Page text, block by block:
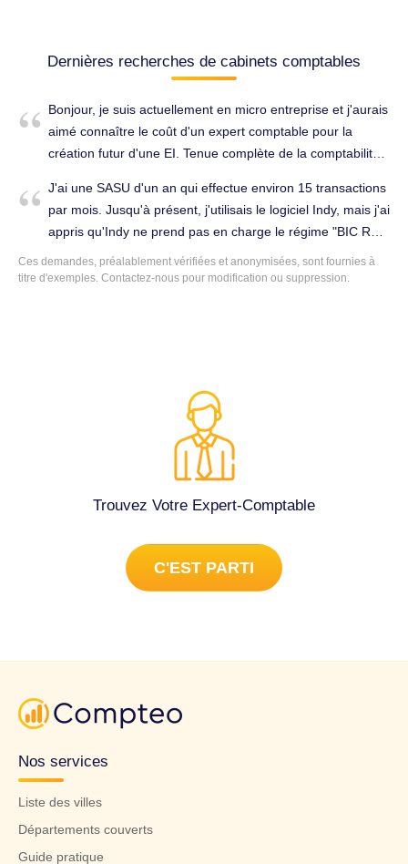
Dernières recherches de cabinets comptables
Bonjour, je suis actuellement en micro entreprise et j'aurais
aimé connaître le coût d'un expert comptable pour la
création futur d'une EI. Tenue complète de la comptabilité
J'ai une SASU d'un an qui effectue environ 15 transactions
par mois. Jusqu'à présent, j'utilisais le logiciel Indy, mais j'ai
appris qu'Indy ne prend pas en charge le régime "BIC RSI"
qui est le régime sous lequel se trouve ma SASU. Je vous
contacte pour savoir si vous pourriez être en mesure
Ces demandes, préalablement vérifiées et anonymisées, sont fournies à
titre d'exemples. Contactez-nous pour modification ou suppression.
Trouvez Votre Expert-Comptable
C'EST PARTI
Nos services
Liste des villes
Départements couverts
Guide pratique